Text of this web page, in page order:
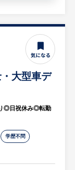
の荷台等車両製
大型車デ
◎日祝休み◎転勤
学歴不問